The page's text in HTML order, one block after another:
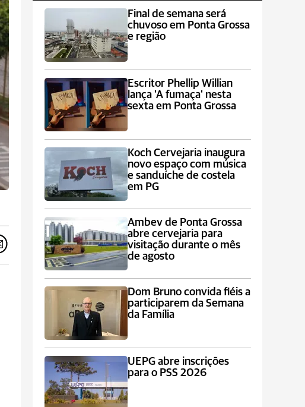
Final de semana será
chuvoso em Ponta Grossa
e região
Escritor Phellip Willian
lança 'A fumaça' nesta
sexta em Ponta Grossa
Koch Cervejaria inaugura
novo espaço com música
e sanduíche de costela
em PG
Ambev de Ponta Grossa
abre cervejaria para
visitação durante o mês
de agosto
Dom Bruno convida fiéis a
participarem da Semana
da Família
UEPG abre inscrições
para o PSS 2026